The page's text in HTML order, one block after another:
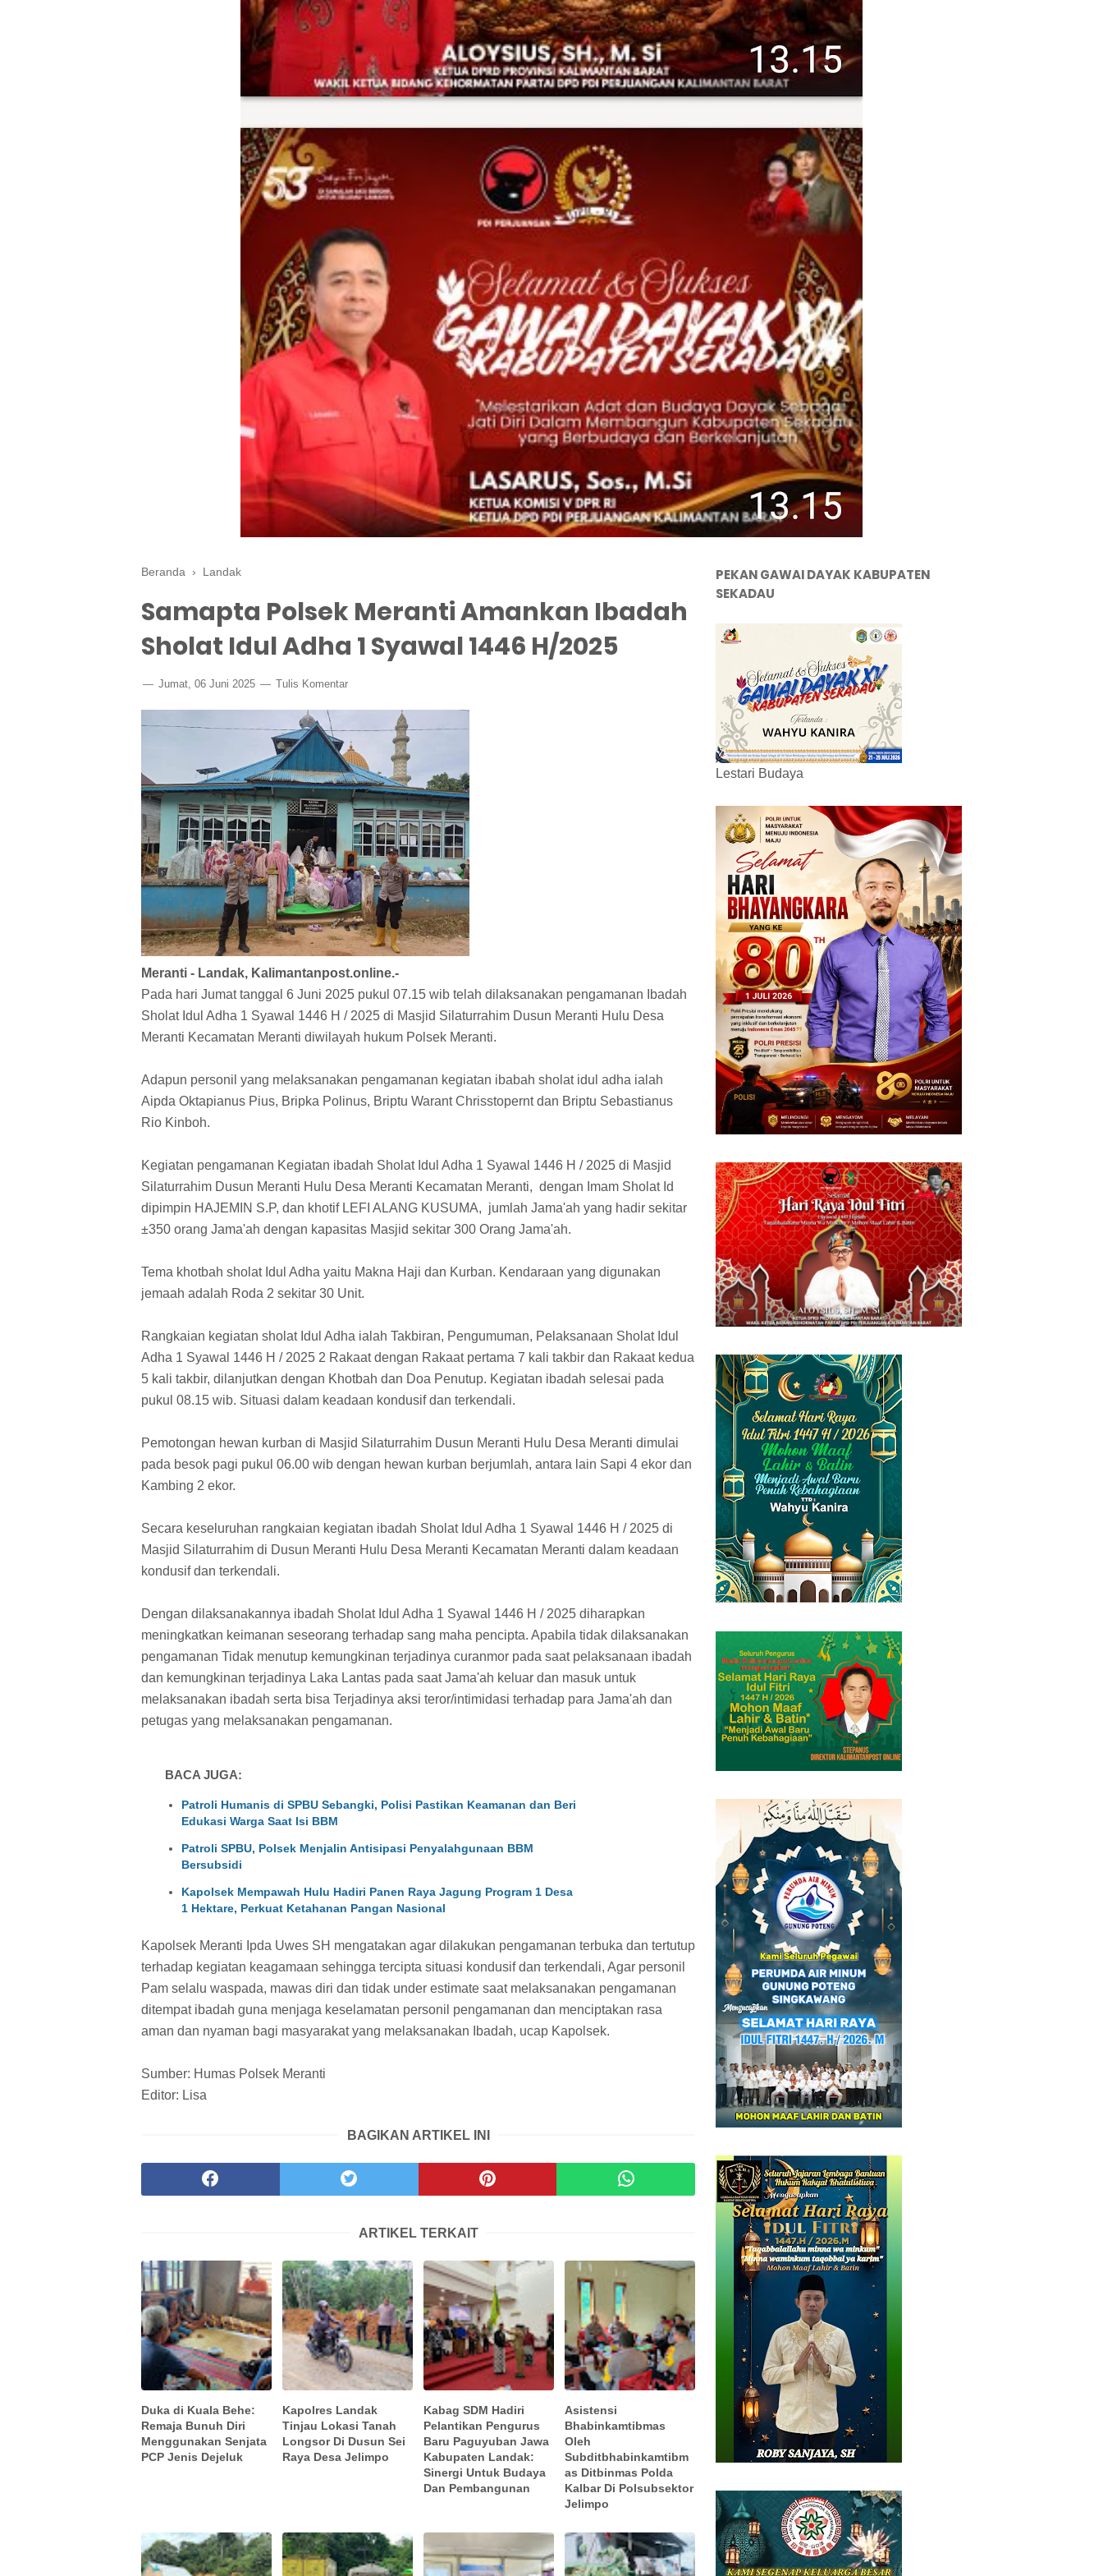
Beranda › Landak
Samapta Polsek Meranti Amankan Ibadah
Sholat Idul Adha 1 Syawal 1446 H/2025
Jumat, 06 Juni 2025 Tulis Komentar
Meranti - Landak, Kalimantanpost.online.-
Pada hari Jumat tanggal 6 Juni 2025 pukul 07.15 wib telah dilaksanakan pengamanan Ibadah
Sholat Idul Adha 1 Syawal 1446 H / 2025 di Masjid Silaturrahim Dusun Meranti Hulu Desa
Meranti Kecamatan Meranti diwilayah hukum Polsek Meranti.
Adapun personil yang melaksanakan pengamanan kegiatan ibabah sholat idul adha ialah
Aipda Oktapianus Pius, Bripka Polinus, Briptu Warant Chrisstopernt dan Briptu Sebastianus
Rio Kinboh.
Kegiatan pengamanan Kegiatan ibadah Sholat Idul Adha 1 Syawal 1446 H / 2025 di Masjid
Silaturrahim Dusun Meranti Hulu Desa Meranti Kecamatan Meranti, dengan Imam Sholat Id
dipimpin HAJEMIN S.P, dan khotif LEFI ALANG KUSUMA, jumlah Jama'ah yang hadir sekitar
±350 orang Jama'ah dengan kapasitas Masjid sekitar 300 Orang Jama'ah.
Tema khotbah sholat Idul Adha yaitu Makna Haji dan Kurban. Kendaraan yang digunakan
jemaah adalah Roda 2 sekitar 30 Unit.
Rangkaian kegiatan sholat Idul Adha ialah Takbiran, Pengumuman, Pelaksanaan Sholat Idul
Adha 1 Syawal 1446 H / 2025 2 Rakaat dengan Rakaat pertama 7 kali takbir dan Rakaat kedua
5 kali takbir, dilanjutkan dengan Khotbah dan Doa Penutup. Kegiatan ibadah selesai pada
pukul 08.15 wib. Situasi dalam keadaan kondusif dan terkendali.
Pemotongan hewan kurban di Masjid Silaturrahim Dusun Meranti Hulu Desa Meranti dimulai
pada besok pagi pukul 06.00 wib dengan hewan kurban berjumlah, antara lain Sapi 4 ekor dan
Kambing 2 ekor.
Secara keseluruhan rangkaian kegiatan ibadah Sholat Idul Adha 1 Syawal 1446 H / 2025 di
Masjid Silaturrahim di Dusun Meranti Hulu Desa Meranti Kecamatan Meranti dalam keadaan
kondusif dan terkendali.
Dengan dilaksanakannya ibadah Sholat Idul Adha 1 Syawal 1446 H / 2025 diharapkan
meningkatkan keimanan seseorang terhadap sang maha pencipta. Apabila tidak dilaksanakan
pengamanan Tidak menutup kemungkinan terjadinya curanmor pada saat pelaksanaan ibadah
dan kemungkinan terjadinya Laka Lantas pada saat Jama'ah keluar dan masuk untuk
melaksanakan ibadah serta bisa Terjadinya aksi teror/intimidasi terhadap para Jama'ah dan
petugas yang melaksanakan pengamanan.
BACA JUGA:
Patroli Humanis di SPBU Sebangki, Polisi Pastikan Keamanan dan Beri
Edukasi Warga Saat Isi BBM
Patroli SPBU, Polsek Menjalin Antisipasi Penyalahgunaan BBM
Bersubsidi
Kapolsek Mempawah Hulu Hadiri Panen Raya Jagung Program 1 Desa
1 Hektare, Perkuat Ketahanan Pangan Nasional
Kapolsek Meranti Ipda Uwes SH mengatakan agar dilakukan pengamanan terbuka dan tertutup
terhadap kegiatan keagamaan sehingga tercipta situasi kondusif dan terkendali, Agar personil
Pam selalu waspada, mawas diri dan tidak under estimate saat melaksanakan pengamanan
ditempat ibadah guna menjaga keselamatan personil pengamanan dan menciptakan rasa
aman dan nyaman bagi masyarakat yang melaksanakan Ibadah, ucap Kapolsek.
Sumber: Humas Polsek Meranti
Editor: Lisa
BAGIKAN ARTIKEL INI
ARTIKEL TERKAIT
Duka di Kuala Behe:
Remaja Bunuh Diri
Menggunakan Senjata
PCP Jenis Dejeluk
Kapolres Landak
Tinjau Lokasi Tanah
Longsor Di Dusun Sei
Raya Desa Jelimpo
Kabag SDM Hadiri
Pelantikan Pengurus
Baru Paguyuban Jawa
Kabupaten Landak:
Sinergi Untuk Budaya
Dan Pembangunan
Asistensi
Bhabinkamtibmas
Oleh
Subditbhabinkamtibm
as Ditbinmas Polda
Kalbar Di Polsubsektor
Jelimpo
PEKAN GAWAI DAYAK KABUPATEN
SEKADAU
Lestari Budaya